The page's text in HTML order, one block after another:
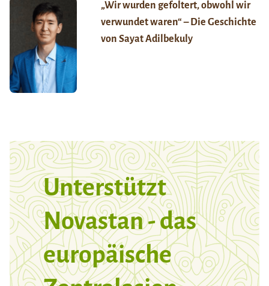
„Wir wurden gefoltert, obwohl wir
verwundet waren“ – Die Geschichte
von Sayat Adilbekuly
Unterstützt
Novastan - das
europäische